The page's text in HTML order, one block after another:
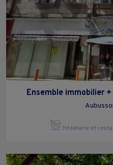
Ensemble immobilier
Hôtellerie et